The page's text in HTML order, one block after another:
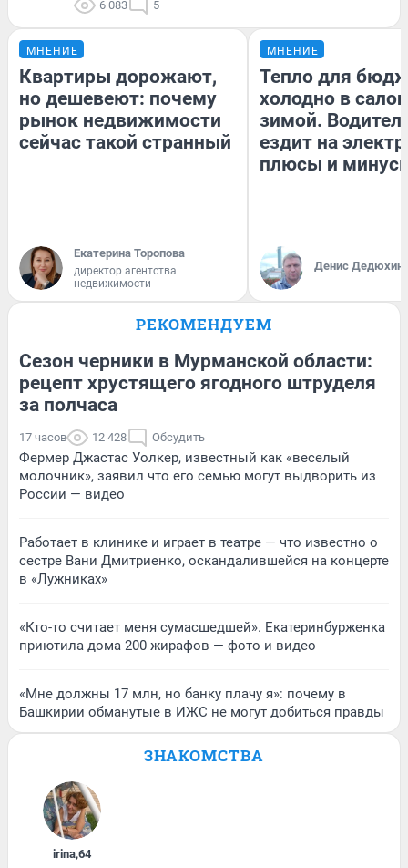
6 083 5
МНЕНИЕ
Квартиры дорожают,
но дешевеют: почему
рынок недвижимости
сейчас такой странный
Екатерина Торопова
директор агентства
недвижимости
МНЕНИЕ
Тепло для
холодно в
зимой.
ездит на
плюсы и
Денис Дедюхин
РЕКОМЕНДУЕМ
Сезон черники в Мурманской области:
рецепт хрустящего ягодного штруделя
за полчаса
17 часов 12 428 Обсудить
Фермер Джастас Уолкер, известный как «веселый
молочник», заявил что его семью могут выдворить из
России — видео
Работает в клинике и играет в театре — что известно о
сестре Вани Дмитриенко, оскандалившейся на концерте
в «Лужниках»
«Кто-то считает меня сумасшедшей». Екатеринбурженка
приютила дома 200 жирафов — фото и видео
«Мне должны 17 млн, но банку плачу я»: почему в
Башкирии обманутые в ИЖС не могут добиться правды
ЗНАКОМСТВА
irina,64